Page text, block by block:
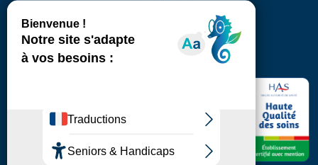
92150 Suresnes
Standard : 01 46 25 20 00
LinkedInInstagram